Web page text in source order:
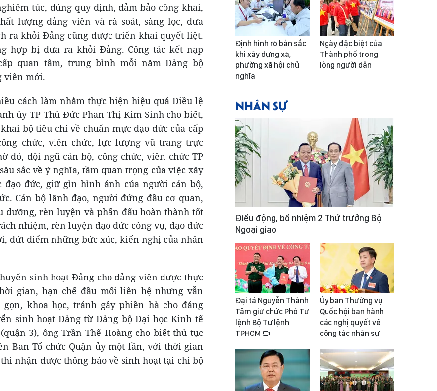
túc, đúng quy định, đảm bảo công khai,
lượng đảng viên và rà soát, sàng lọc, đưa
ra khỏi Đảng cũng được triển khai quyết liệt.
hợp bị đưa ra khỏi Đảng. Công tác kết nạp
quan tâm, trung bình mỗi năm Đảng bộ
viên mới.
cách làm nhằm thực hiện hiệu quả Điều lệ
ủy TP Thủ Đức Phan Thị Kim Sinh cho biết,
bộ tiêu chí về chuẩn mực đạo đức của cấp
chức, viên chức, lực lượng vũ trang trực
đó, đội ngũ cán bộ, công chức, viên chức TP
sắc về ý nghĩa, tầm quan trọng của việc xây
đạo đức, giữ gìn hình ảnh của người cán bộ,
Cán bộ lãnh đạo, người đứng đầu cơ quan,
dưỡng, rèn luyện và phấn đấu hoàn thành tốt
nhiệm, rèn luyện đạo đức công vụ, đạo đức
dứt điểm những bức xúc, kiến nghị của nhân
sinh hoạt Đảng cho đảng viên được thực
gian, hạn chế đầu mối liên hệ nhưng vẫn
khoa học, tránh gây phiền hà cho đảng
sinh hoạt Đảng từ Đảng bộ Đại học Kinh tế
3), ông Trần Thế Hoàng cho biết thủ tục
Ban Tổ chức Quận ủy một lần, với thời gian
nhận được thông báo về sinh hoạt tại chi bộ
Định hình rõ bản sắc
khi xây dựng xã,
phường xã hội chủ
nghĩa
Ngày đặc biệt của
Thành phố trong
lòng người dân
NHÂN SỰ
Điều động, bổ nhiệm 2 Thứ trưởng Bộ
Ngoại giao
Đại tá Nguyễn Thành
Tâm giữ chức Phó Tư
lệnh Bộ Tư lệnh
TPHCM
Ủy ban Thường vụ
Quốc hội ban hành
các nghị quyết về
công tác nhân sự